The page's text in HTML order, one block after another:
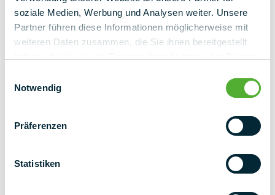
soziale Medien, Werbung und Analysen weiter. Unsere
Partner führen diese Informationen möglicherweise mit
weiteren Daten zusammen, die Sie ihnen bereitgestellt
Notwendig
Präferenzen
Statistiken
Jetzt kontaktieren